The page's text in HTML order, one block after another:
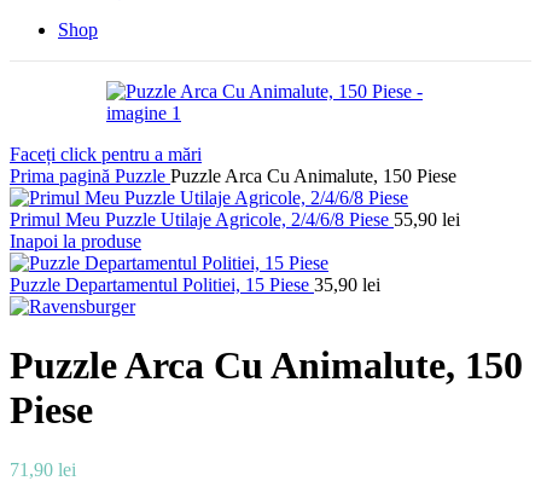
Shop
Faceți click pentru a mări
Prima pagină Puzzle Puzzle Arca Cu Animalute, 150 Piese
Primul Meu Puzzle Utilaje Agricole, 2/4/6/8 Piese 55,90 lei
Inapoi la produse
Puzzle Departamentul Politiei, 15 Piese 35,90 lei
Puzzle Arca Cu Animalute, 150
Piese
71,90 lei